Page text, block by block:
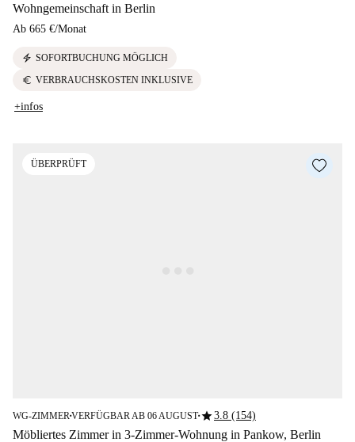
Wohngemeinschaft in Berlin
Ab 665 €/Monat
electric_bolt SOFORTBUCHUNG MÖGLICH
euro VERBRAUCHSKOSTEN INKLUSIVE
+infos
ÜBERPRÜFT
WG-ZIMMER ■VERFÜGBAR AB 06 AUGUST■star3.8 (154)
Möbliertes Zimmer in 3-Zimmer-Wohnung in Pankow, Berlin